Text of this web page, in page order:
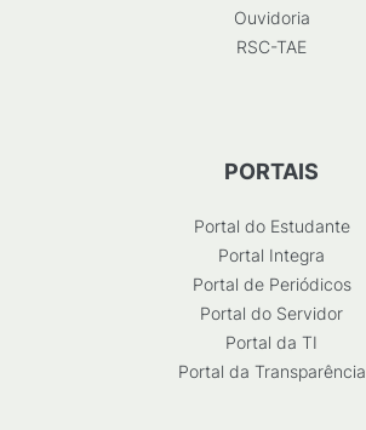
Ouvidoria
RSC-TAE
PORTAIS
Portal do Estudante
Portal Integra
Portal de Periódicos
Portal do Servidor
Portal da TI
Portal da Transparência